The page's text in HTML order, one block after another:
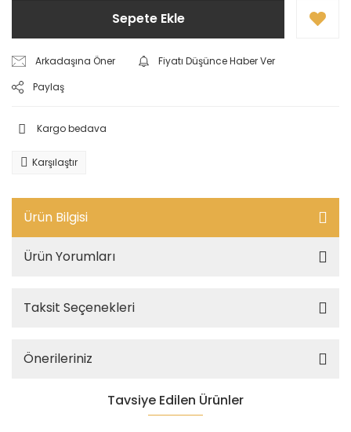
Sepete Ekle
Arkadaşına Öner
Fiyatı Düşünce Haber Ver
Paylaş
Kargo bedava
Karşılaştır
Ürün Bilgisi
Ürün Yorumları
Taksit Seçenekleri
Önerileriniz
Tavsiye Edilen Ürünler